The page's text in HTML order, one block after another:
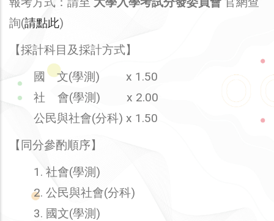
詢(請點此)
【採計科目及採計方式】
國 文(學測) x 1.50
社 會(學測) x 2.00
公民與社會(分科) x 1.50
【同分參酌順序】
1. 社會(學測)
2. 公民與社會(分科)
3. 國文(學測)